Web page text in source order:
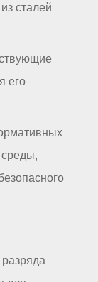
сталей
его